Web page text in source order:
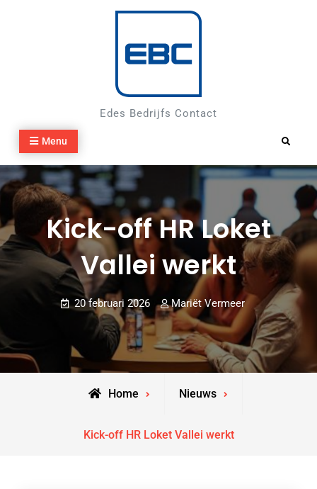
Edes Bedrijfs Contact
Menu Search
Kick-off HR Loket
Vallei werkt
20 februari 2026 Mariët Vermeer
Home Nieuws
Kick-off HR Loket Vallei werkt